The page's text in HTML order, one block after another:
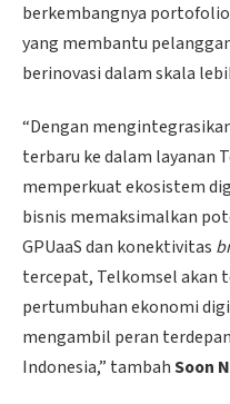
berkembangnya
yang membantu
berinovasi dalam skala
“Dengan
terbaru ke dalam layanan
memperkuat ekosistem
bisnis memaksimalkan
GPUaaS dan konektivitas
tercepat, Telkomsel akan
pertumbuhan ekonomi
mengambil peran
Indonesia,” tambahSoon